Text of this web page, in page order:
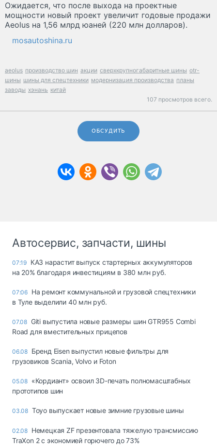
Ожидается, что после выхода на проектные
мощности новый проект увеличит годовые продажи
Aeolus на 1,56 млрд юаней (220 млн долларов).
mosautoshina.ru
aeolus производство шин акции сверхкрупногабаритные шины otr-
шины шины для спецтехники модернизация производства планы
заводы хэнань китай
107 просмотров всего.
ОБСУДИТЬ
Автосервис, запчасти, шины
07:19 КАЗ нарастит выпуск стартерных аккумуляторов
на 20% благодаря инвестициям в 380 млн руб.
07:06 На ремонт коммунальной и грузовой спецтехники
в Туле выделили 40 млн руб.
07.08 Giti выпустила новые размеры шин GTR955 Combi
Road для вместительных прицепов
06.08 Бренд Eisen выпустил новые фильтры для
грузовиков Scania, Volvo и Foton
05.08 «Кордиант» освоил 3D-печать полномасштабных
прототипов шин
03.08 Toyo выпускает новые зимние грузовые шины
02.08 Немецкая ZF презентовала тяжелую трансмиссию
TraXon 2 с экономией горючего до 73%